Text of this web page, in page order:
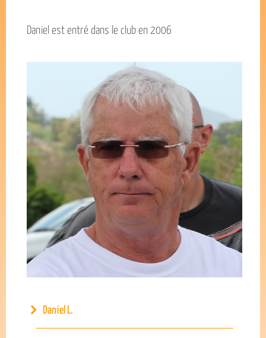
Daniel est entré dans le club en 2006
Daniel L.